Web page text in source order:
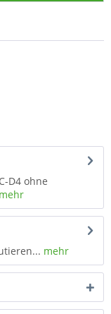
D4 ohne
mehr
mehr